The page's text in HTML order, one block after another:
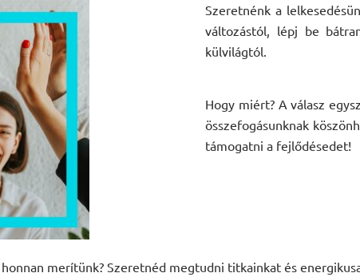
Szeretnénk a
változástól, lépj be
külvilágtól.
Hogy miért? A válasz
összefogásunknak
támogatni a fejlődésedet!
merítünk? Szeretnéd megtudni titkainkat és